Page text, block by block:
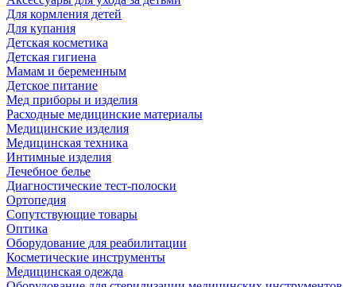
Для кормления детей
Для купания
Детская косметика
Детская гигиена
Мамам и беременным
Детское питание
Мед приборы и изделия
Расходные медицинские материалы
Медицинские изделия
Медицинская техника
Интимные изделия
Лечебное белье
Диагностические тест-полоски
Ортопедия
Сопутствующие товары
Оптика
Оборудование для реабилитации
Косметические инструменты
Медицинская одежда